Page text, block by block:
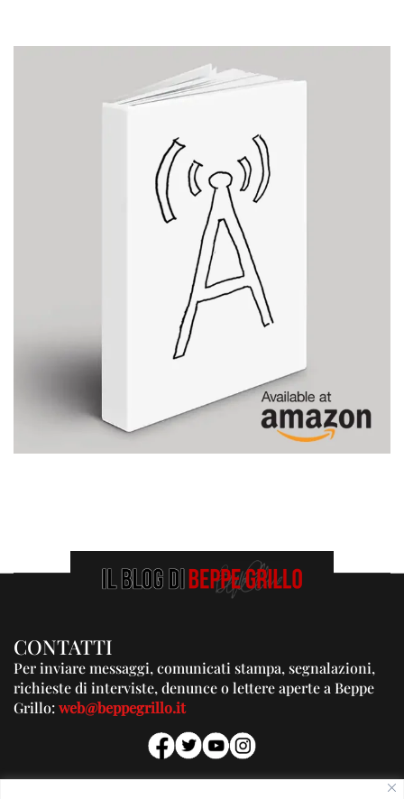
CONTATTI
Per inviare messaggi, comunicati stampa, segnalazioni,
richieste di interviste, denunce o lettere aperte a Beppe
Grillo:web@beppegrillo.it